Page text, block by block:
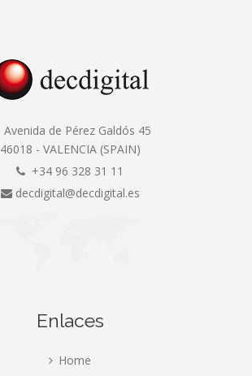
Avenida de Pérez Galdós 45
46018 - VALENCIA (SPAIN)
+34 96 328 31 11
decdigital@decdigital.es
Enlaces
Home